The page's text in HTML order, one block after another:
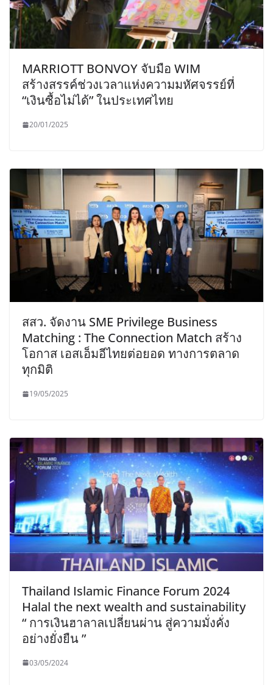
MARRIOTT BONVOY จับมือ WIM
สร้างสรรค์ช่วงเวลาแห่งความมหัศจรรย์ที่
“เงินซื้อไม่ได้” ในประเทศไทย
20/01/2025
สสว. จัดงาน SME Privilege Business
Matching : The Connection Match สร้าง
โอกาส เอสเอ็มอีไทยต่อยอด ทางการตลาด
ทุกมิติ
19/05/2025
Thailand Islamic Finance Forum 2024
Halal the next wealth and sustainability
“ การเงินฮาลาลเปลี่ยนผ่าน สู่ความมั่งคั่ง
อย่างยั่งยืน ”
03/05/2024